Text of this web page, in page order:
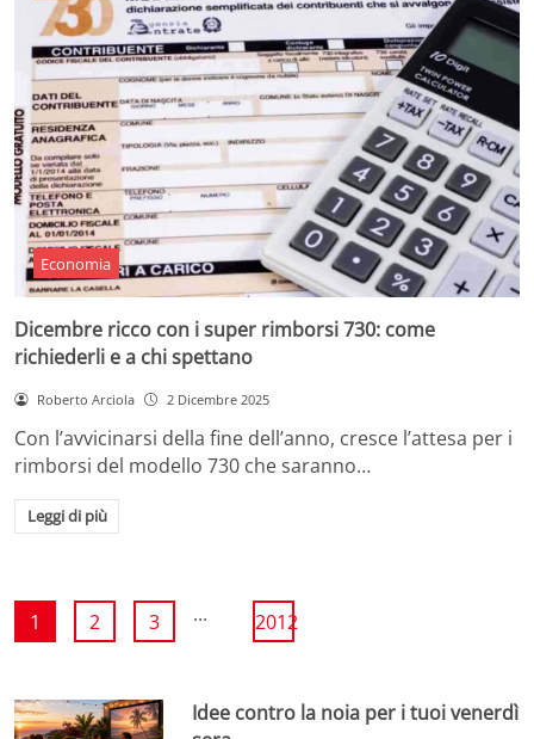
Economia
Dicembre ricco con i super rimborsi 730: come
richiederli e a chi spettano
Roberto Arciola 2 Dicembre 2025
Con l’avvicinarsi della fine dell’anno, cresce l’attesa per i
rimborsi del modello 730 che saranno…
Leggi di più
1 2 3 ... 2012
Idee contro la noia per i tuoi venerdì